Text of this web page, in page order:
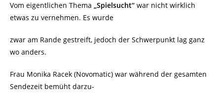
Vom eigentlichen Thema „Spielsucht“ war nicht wirklich
etwas zu vernehmen. Es wurde
zwar am Rande gestreift, jedoch der Schwerpunkt lag ganz
wo anders.
Frau Monika Racek (Novomatic) war während der gesamten
Sendezeit bemüht darzu-